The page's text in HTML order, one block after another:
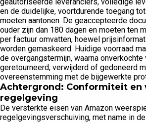
en de duidelijke, voortdurende toegang
moeten aantonen. De geaccepteerde
ouder zijn dan 180 dagen en moeten ten
per factuur omvatten, hoewel
worden gemaskeerd. Huidige voorraad
de overgangstermijn, waarna onverkochte
geretourneerd, verwijderd of gedoneerd
overeenstemming met de bijgewerkte
Achtergrond: Conformiteit en
regelgeving
De versterkte eisen van Amazon
regelgevingsverschuiving, met name in